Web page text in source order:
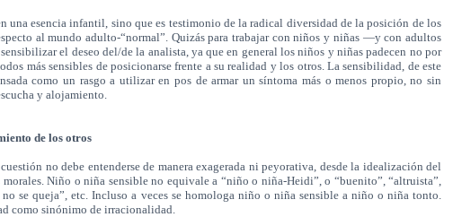
una esencia infantil, sino que es testimonio de la radical diversidad de la posición de los
al mundo adulto-“normal”. Quizás para trabajar con niños y niñas —y con adultos
el deseo del/de la analista, ya que en general los niños y niñas padecen no por
más sensibles de posicionarse frente a su realidad y los otros. La sensibilidad, de este
como un rasgo a utilizar en pos de armar un síntoma más o menos propio, no sin
y alojamiento.
de los otros
no debe entenderse de manera exagerada ni peyorativa, desde la idealización del
Niño o niña sensible no equivale a “niño o niña-Heidi”, o “buenito”, “altruista”,
no se queja”, etc. Incluso a veces se homologa niño o niña sensible a niño o niña tonto.
como sinónimo de irracionalidad.